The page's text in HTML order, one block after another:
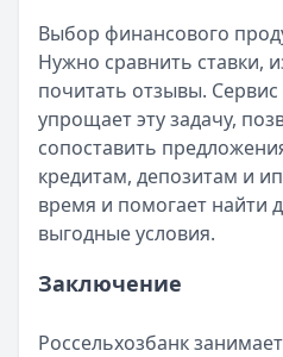
Выбор финансового
Нужно сравнить ставки,
почитать отзывы.
упрощает эту задачу,
сопоставить
кредитам, депозитам и
время и помогает найти
выгодные условия.
Заключение
Россельхозбанк